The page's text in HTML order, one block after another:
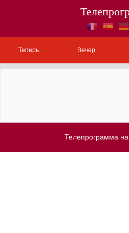
Теперь Вечер
Телепрограмма